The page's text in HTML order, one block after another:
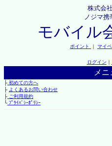
株式会
ノジマ携
モバイル
ポイント ｜ マイ
ログイン ｜
メニ
├初めての方へ
├ よくあるお問い合わせ
├ご利用規約
└ﾌﾟﾗｲﾊﾞｼｰﾎﾟﾘｼｰ